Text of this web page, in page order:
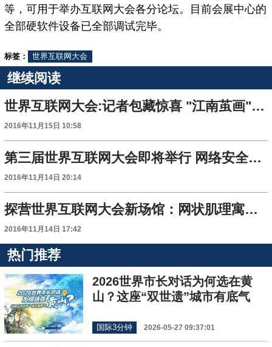
等，可用于举办互联网大会各分论坛。目前会展中心的
全部硬软件设备已全部调试完毕。
标签： 世界互联网大会
继续阅读
世界互联网大会:记者包藏惊喜 "江南茧画"展水乡风情(图)
2016年11月15日 10:58
第三届世界互联网大会即将举行 网络安全话题受关注
2016年11月14日 20:14
探营世界互联网大会新场馆：网状肌理寓意互联网（组图）
2016年11月14日 17:42
热门推荐
2026世界市长对话为何选在黄
山？这座“双世遗”城市有底气
国际3分钟 2026-05-27 09:37:01